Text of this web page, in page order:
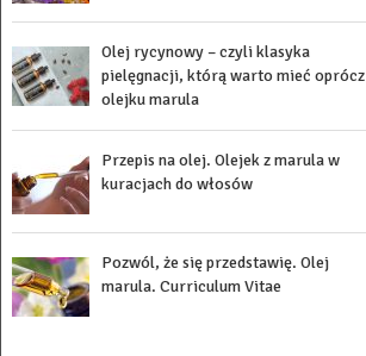
Olej rycynowy – czyli klasyka
pielęgnacji, którą warto mieć oprócz
olejku marula
Przepis na olej. Olejek z marula w
kuracjach do włosów
Pozwól, że się przedstawię. Olej
marula. Curriculum Vitae